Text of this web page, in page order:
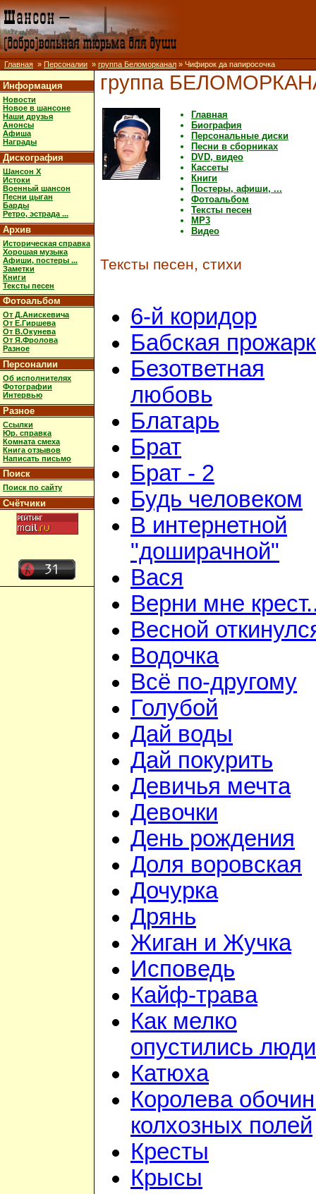
Главная » Персоналии » группа Беломорканал » Чифирок да папиросочка
Информация
Новости
Новое в шансоне
Наши друзья
Анонсы
Афиша
Награды
Дискография
Шансон X
Истоки
Военный шансон
Песни цыган
Барды
Ретро, эстрада ...
Архив
Историческая справка
Хорошая музыка
Афиши, постеры ...
Заметки
Книги
Тексты песен
Фотоальбом
От Д.Анискевича
От Е.Гиршева
От В.Окунева
От Я.Фролова
Разное
Персоналии
Об исполнителях
Фотографии
Интервью
Разное
Ссылки
Юр. справка
Комната смеха
Книга отзывов
Написать письмо
Поиск
Поиск по сайту
Счётчики
группа
Главная
Биография
Персональные диски
Песни в сборниках
DVD, видео
Кассеты
Книги
Постеры, афиши, ...
Фотоальбом
Тексты песен
MP3
Видео
Тексты песен, стихи
6-й коридор
Бабская
Безответная
любовь
Блатарь
Брат
Брат - 2
Будь человеком
В интернетной
"доширачной"
Вася
Верни мне
Весной
Водочка
Всё по-другому
Голубой
Дай воды
Дай покурить
Девичья мечта
Девочки
День рождения
Доля воровская
Дочурка
Дрянь
Жиган и Жучка
Исповедь
Кайф-трава
Как мелко
опустились люди
Катюха
Королева
колхозных полей
Кресты
Крысы